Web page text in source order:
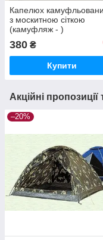
Капелюх
з москитною сіткою
(камуфляж - )
380 ₴
Купити
Акційні
–20%